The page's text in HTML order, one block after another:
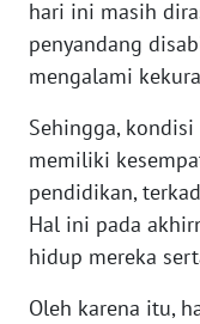
hari ini masih
penyandang
mengalami
Sehingga,
memiliki
pendidikan,
Hal ini pada
hidup mereka
Oleh karena itu,
WN
NTB
SULTENG
WN
SULBAR
BABEL